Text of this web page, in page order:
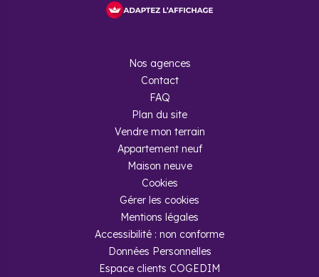
Nos agences
Contact
FAQ
Plan du site
Vendre mon terrain
Appartement neuf
Maison neuve
Cookies
Gérer les cookies
Mentions légales
Accessibilité : non conforme
Données Personnelles
Espace clients COGEDIM